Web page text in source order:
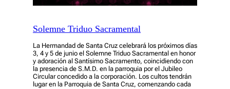
Solemne Triduo Sacramental
La Hermandad de Santa Cruz celebrará los próximos días
3, 4 y 5 de junio el Solemne Triduo Sacramental en honor
y adoración al Santísimo Sacramento, coincidiendo con
la presencia de S.M.D. en la parroquia por el Jubileo
Circular concedido a la corporación. Los cultos tendrán
lugar en la Parroquia de Santa Cruz, comenzando cada